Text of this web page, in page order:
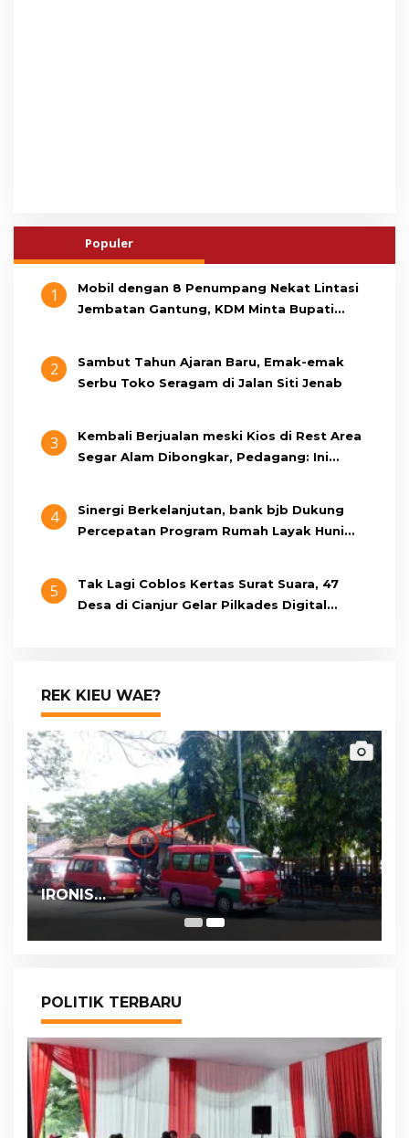
Populer
1
Mobil dengan 8 Penumpang Nekat Lintasi
Jembatan Gantung, KDM Minta Bupati
2
Sambut Tahun Ajaran Baru, Emak-emak
Serbu Toko Seragam di Jalan Siti Jenab
3
Kembali Berjualan meski Kios di Rest Area
Segar Alam Dibongkar, Pedagang: Ini
4
Sinergi Berkelanjutan, bank bjb Dukung
Percepatan Program Rumah Layak Huni
5
Tak Lagi Coblos Kertas Surat Suara, 47
Desa di Cianjur Gelar Pilkades Digital
REK KIEU WAE?
IRONIS…
POLITIK TERBARU